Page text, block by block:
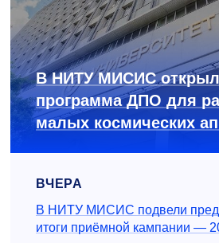
В НИТУ МИСИС
программа ДПО для
малых космических
ВЧЕРА
В НИТУ МИСИС подвели
итоги приёмной кампании —